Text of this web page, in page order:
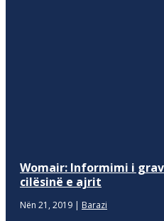
Womair: Informimi i
cilësinë e ajrit
Nën 21, 2019 | Barazi